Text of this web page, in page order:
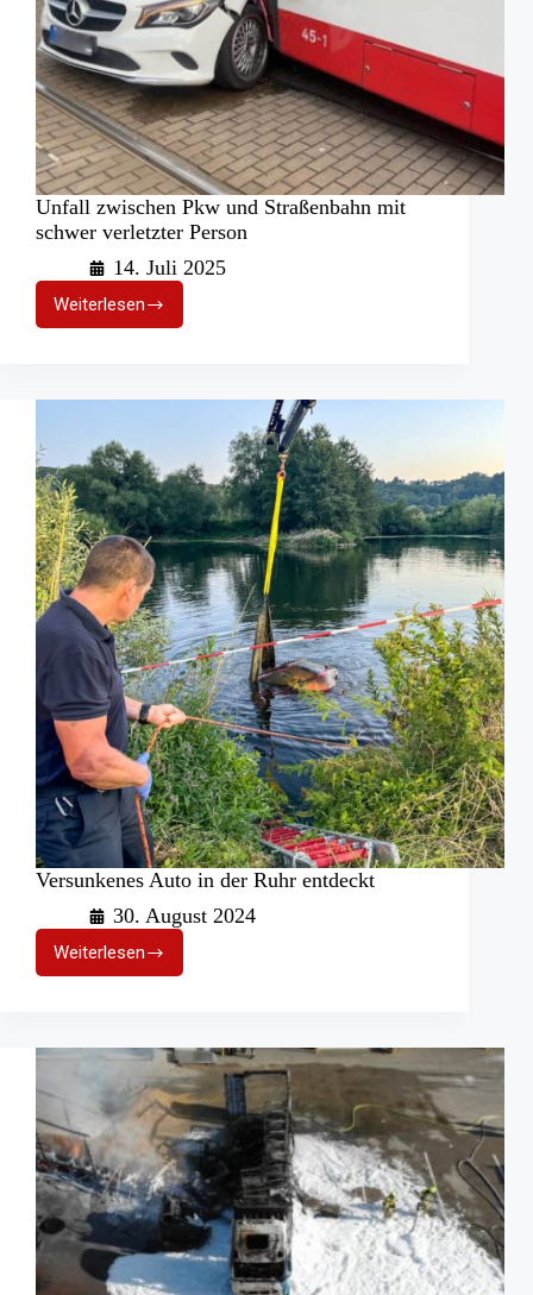
Unfall zwischen Pkw und Straßenbahn mit
schwer verletzter Person
14. Juli 2025
Weiterlesen
Unfall
zwischen
Straßenbahn
schwer
verletzter
Person
Versunkenes Auto in der Ruhr entdeckt
30. August 2024
WeiterlesenVersunkenes
Auto
Ruhr
entdeckt